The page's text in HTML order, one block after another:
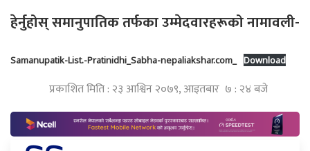
हेर्नुहोस् समानुपातिक तर्फका उम्मेदवारहरूको नामावली-
Samanupatik-List.-Pratinidhi_Sabha-nepaliakshar.com_ Download
प्रकाशित मिति : २३ आश्विन २०७९, आइतबार ७ : २४ बजे